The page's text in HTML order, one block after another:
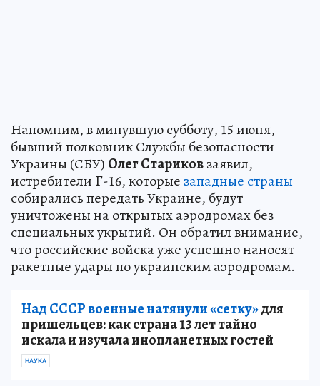
Напомним, в минувшую субботу, 15 июня,
бывший полковник Службы безопасности
Украины (СБУ) Олег Стариковзаявил,
истребители F-16, которые западные страны
собирались передать Украине, будут
уничтожены на открытых аэродромах без
специальных укрытий. Он обратил внимание,
что российские войска уже успешно наносят
ракетные удары по украинским аэродромам.
Над СССР военные натянули «сетку»для
пришельцев: как страна 13 лет тайно
искала и изучала инопланетных гостей
НАУКА